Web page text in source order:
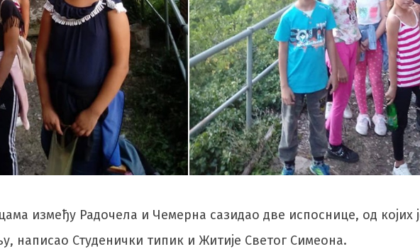
између Радочела и Чемерна сазидао две испоснице, од којих
написао Студенички типик и Житије Светог Симеона.